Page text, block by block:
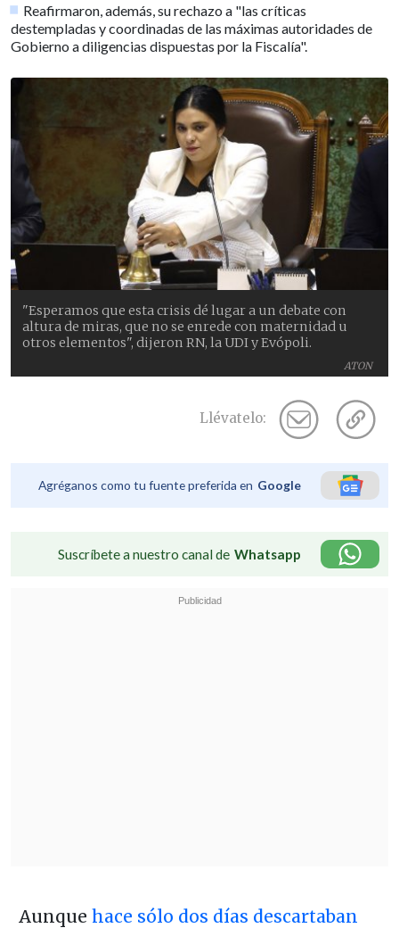
Reafirmaron, además, su rechazo a "las críticas
destempladas y coordinadas de las máximas autoridades de
Gobierno a diligencias dispuestas por la Fiscalía".
ATON
"Esperamos que esta crisis dé lugar a un debate con
altura de miras, que no se enrede con maternidad u
otros elementos", dijeron RN, la UDI y Evópoli.
Llévatelo:
Agréganos como tu fuente preferida en Google
Suscríbete a nuestro canal de Whatsapp
Aunque hace sólo dos días descartaban